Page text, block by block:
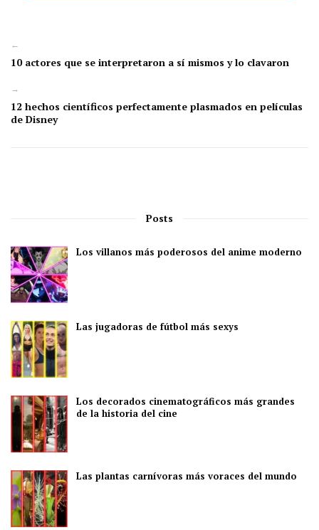
←
10 actores que se interpretaron a sí mismos y lo clavaron
→
12 hechos científicos perfectamente plasmados en películas
de Disney
Posts
Los villanos más poderosos del anime moderno
Las jugadoras de fútbol más sexys
Los decorados cinematográficos más grandes
de la historia del cine
Las plantas carnívoras más voraces del mundo